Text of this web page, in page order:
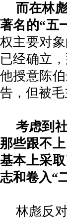
而在林
著名的“五
权主要对
已经确立
他授意陈
告，但被毛
考虑到
那些跟不
基本上采
志和卷入“
林彪反